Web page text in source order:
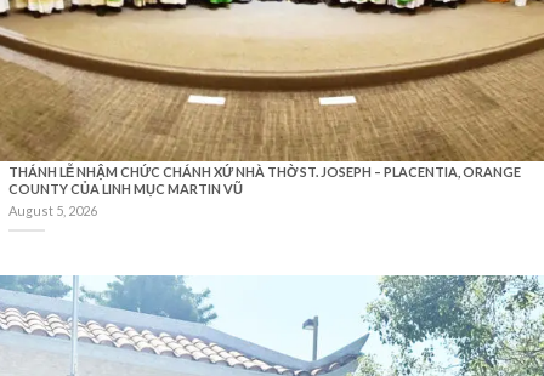
THÁNH LỄ NHẬM CHỨC CHÁNH XỨ NHÀ THỜ ST. JOSEPH – PLACENTIA, ORANGE
COUNTY CỦA LINH MỤC MARTIN VŨ
August 5, 2026